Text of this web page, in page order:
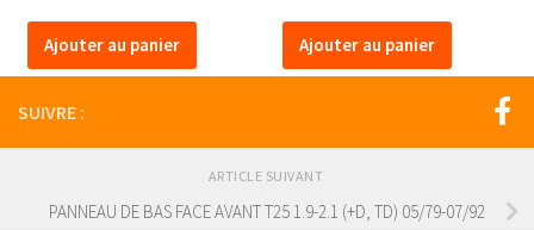
Ajouter au panier Ajouter au panier
SUIVRE :
ARTICLE SUIVANT
PANNEAU DE BAS FACE AVANT T25 1.9-2.1 (+D, TD) 05/79-07/92